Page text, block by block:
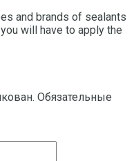
and brands of sealants
will have to apply the
Обязательные